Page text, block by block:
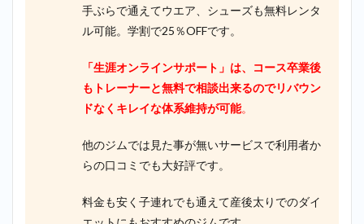
手ぶらで通えてウエア、シューズも無料レンタ
ル可能。学割で25％OFFです。
「生涯オンラインサポート」は、コース卒業後
もトレーナーと無料で相談出来るのでリバウン
ドなくキレイな体系維持が可能。
他のジムでは見た事が無いサービスで利用者か
らの口コミでも大好評です。
料金も安く子連れでも通えて産後太りでのダイ